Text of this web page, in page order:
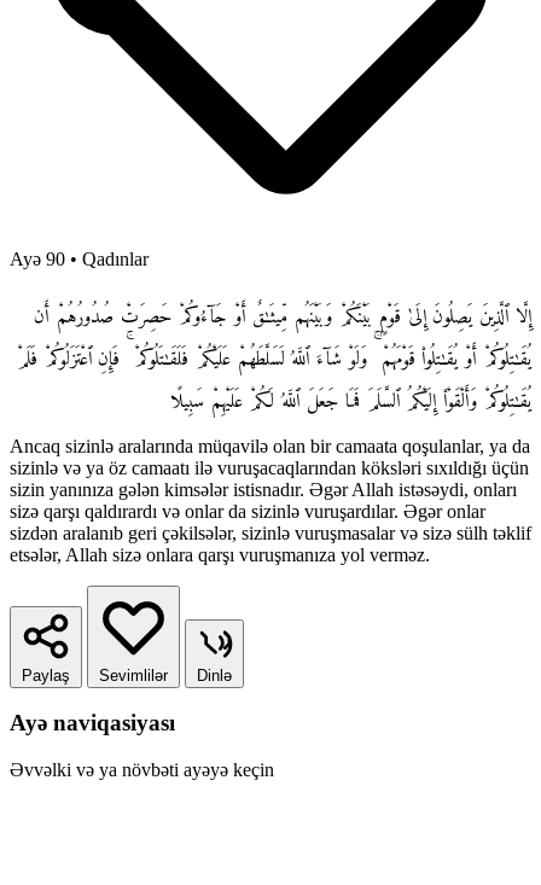
Ayə 90 • Qadınlar
إِلَّا ٱلَّذِينَ يَصِلُونَ إِلَىٰ قَوْمٍۭ بَيْنَكُمْ وَبَيْنَهُم مِّيثَـٰقٌ أَوْ جَآءُوكُمْ حَصِرَتْ صُدُورُهُمْ أَن
يُقَـٰتِلُوكُمْ أَوْ يُقَـٰتِلُوا۟ قَوْمَهُمْ ۚ وَلَوْ شَآءَ ٱللَّهُ لَسَلَّطَهُمْ عَلَيْكُمْ فَلَقَـٰتَلُوكُمْ ۚ فَإِنِ ٱعْتَزَلُوكُمْ فَلَمْ
يُقَـٰتِلُوكُمْ وَأَلْقَوْا۟ إِلَيْكُمُ ٱلسَّلَمَ فَمَا جَعَلَ ٱللَّهُ لَكُمْ عَلَيْهِمْ سَبِيلًا
Ancaq sizinlə aralarında müqavilə olan bir camaata qoşulanlar, ya da
sizinlə və ya öz camaatı ilə vuruşacaqlarından köksləri sıxıldığı üçün
sizin yanınıza gələn kimsələr istisnadır. Əgər Allah istəsəydi, onları
sizə qarşı qaldırardı və onlar da sizinlə vuruşardılar. Əgər onlar
sizdən aralanıb geri çəkilsələr, sizinlə vuruşmasalar və sizə sülh təklif
etsələr, Allah sizə onlara qarşı vuruşmanıza yol verməz.
Paylaş Sevimlilər Dinlə
Ayə naviqasiyası
Əvvəlki və ya növbəti ayəyə keçin